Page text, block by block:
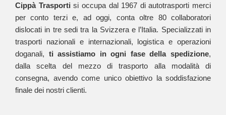
Cippà Trasporti si occupa dal 1967 di autotrasporti merci
per conto terzi e, ad oggi, conta oltre 80 collaboratori
dislocati in tre sedi tra la Svizzera e l’Italia. Specializzati in
trasporti nazionali e internazionali, logistica e operazioni
doganali, ti assistiamo in ogni fase della spedizione,
dalla scelta del mezzo di trasporto alla modalità di
consegna, avendo come unico obiettivo la soddisfazione
finale dei nostri clienti.